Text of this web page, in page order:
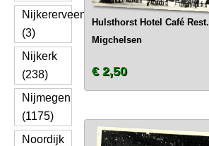
Nijkererveen
(3)
Nijkerk
(238)
Nijmegen
(1175)
Noordijk
Hulsthorst Hotel Café Rest.
Migchelsen
€ 2,50